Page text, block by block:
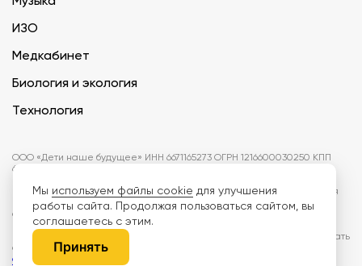
ИЗО
Медкабинет
Биология и экология
Технология
ООО «Дети наше будущее» ИНН 6671165273 ОГРН 1216600030250 КПП
667101001 БИК 046577674
Информация на сайте не является публичной офертой. Изображения
могут отличаться от поставляемых товаров. Поставщик оставляет за
собой право изменить цены и характеристики товаров без
предварительного уведомления заказчика, если это не влияет на
качество поставляемой продукции. Мы используем cookie, чтобы делать
сайт лучше. Пользуясь сайтом, вы соглашаетесь с
обработки персональных данных и политикой конфиденциальности.
Мы используем файлы cookie для улучшения
работы сайта. Продолжая пользоваться сайтом, вы
соглашаетесь с этим.
Принять